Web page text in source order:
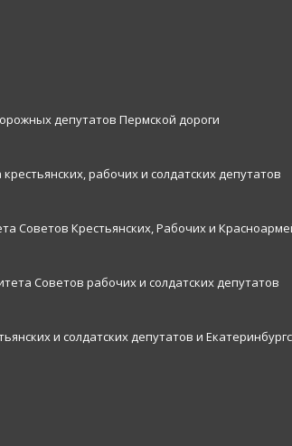
депутатов Пермской дороги
рабочих и солдатских депутатов
Советов Крестьянских, Рабочих и
Советов рабочих и солдатских депутатов
и солдатских депутатов и